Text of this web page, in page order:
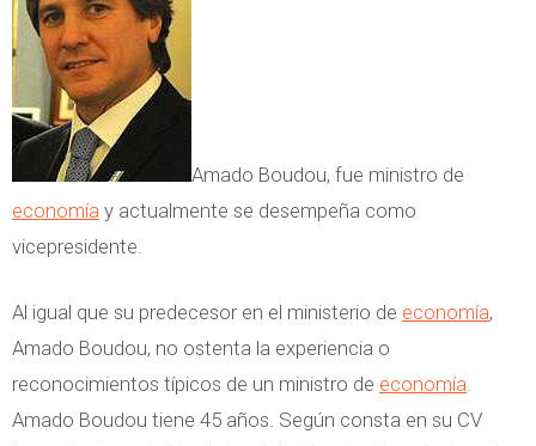
Amado Boudou, fue ministro de
economía y actualmente se desempeña como
vicepresidente.
Al igual que su predecesor en el ministerio de economía,
Amado Boudou, no ostenta la experiencia o
reconocimientos típicos de un ministro de economía.
Amado Boudou tiene 45 años. Según consta en su CV